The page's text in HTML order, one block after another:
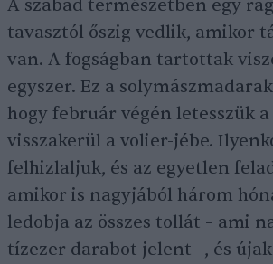
A szabad természetben egy
tavasztól őszig vedlik, amikor
van. A fogságban tartottak
egyszer. Ez a
hogy február végén letesszük
visszakerül a volier-jébe.
felhizlaljuk, és az egyetlen
amikor is nagyjából három
ledobja az összes tollát – ami
tízezer darabot jelent –, és